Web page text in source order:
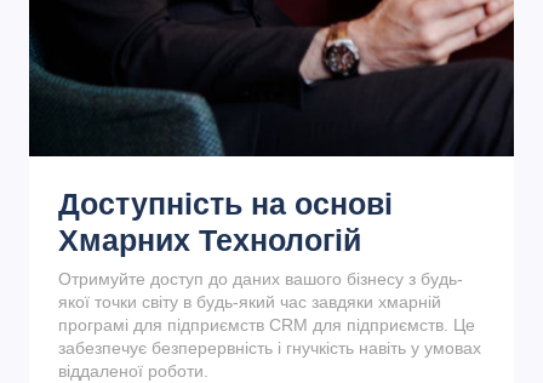
Доступність на основі
Хмарних Технологій
Отримуйте доступ до даних вашого бізнесу з будь-
якої точки світу в будь-який час завдяки хмарній
програмі для підприємств CRM для підприємств. Це
забезпечує безперервність і гнучкість навіть у умовах
віддаленої роботи.